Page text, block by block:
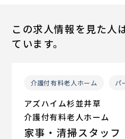
この求人情報を見た人
ています。
介護付有料老人ホーム パ
アズハイム杉並井草
介護付有料老人ホーム
家事・清掃スタッフ